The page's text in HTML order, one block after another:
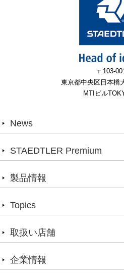
〒103-
東京都中央区日本橋
MTIビル
News
STAEDTLER Premium
製品情報
Topics
取扱い店舗
企業情報